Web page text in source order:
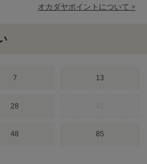
オカダヤポイントについて >
7 13
28
48 85